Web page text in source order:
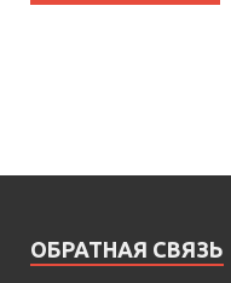
ОБРАТНАЯ СВЯЗЬ